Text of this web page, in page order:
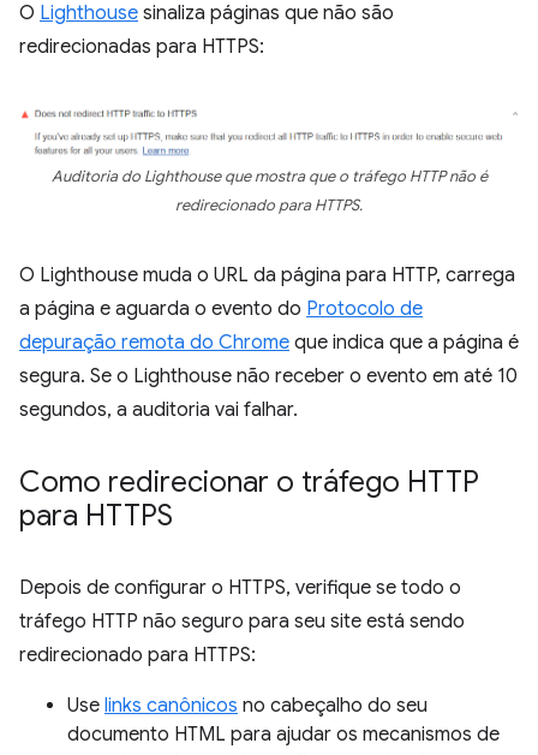
O Lighthouse sinaliza páginas que não são
redirecionadas para HTTPS:
Auditoria do Lighthouse que mostra que o tráfego HTTP não é
redirecionado para HTTPS.
O Lighthouse muda o URL da página para HTTP, carrega
a página e aguarda o evento do Protocolo de
depuração remota do Chrome que indica que a página é
segura. Se o Lighthouse não receber o evento em até 10
segundos, a auditoria vai falhar.
Como redirecionar o tráfego HTTP
para HTTPS
Depois de configurar o HTTPS, verifique se todo o
tráfego HTTP não seguro para seu site está sendo
redirecionado para HTTPS:
Use links canônicos no cabeçalho do seu
documento HTML para ajudar os mecanismos de